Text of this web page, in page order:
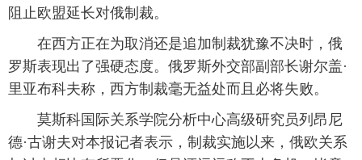
阻止欧盟延长对俄制裁。
在西方正在为取消还是追加制裁犹豫不决时，俄
罗斯表现出了强硬态度。俄罗斯外交部副部长谢尔盖·
里亚布科夫称，西方制裁毫无益处而且必将失败。
莫斯科国际关系学院分析中心高级研究员列昂尼
德·古谢夫对本报记者表示，制裁实施以来，俄欧关系